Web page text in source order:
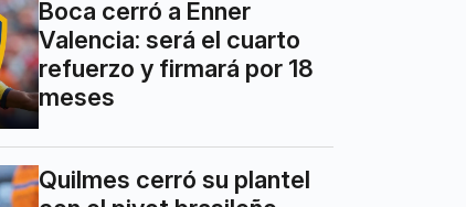
Boca cerró a Enner
Valencia: será el cuarto
refuerzo y firmará por 18
meses
Quilmes cerró su plantel